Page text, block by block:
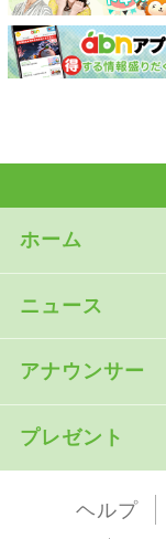
ホーム
ニュース
アナウンサー
プレゼント
ヘルプ